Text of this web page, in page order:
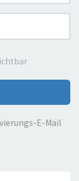
E-Mail